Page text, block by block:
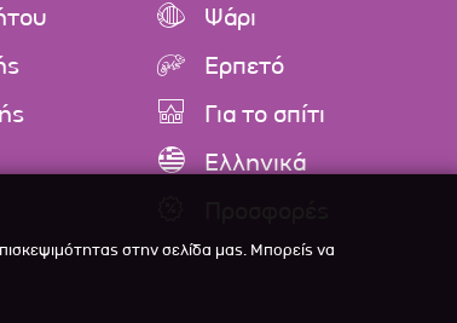
Ψάρι
Ερπετό
Για το σπίτι
Ελληνικά
στην σελίδα μας. Μπορείς να